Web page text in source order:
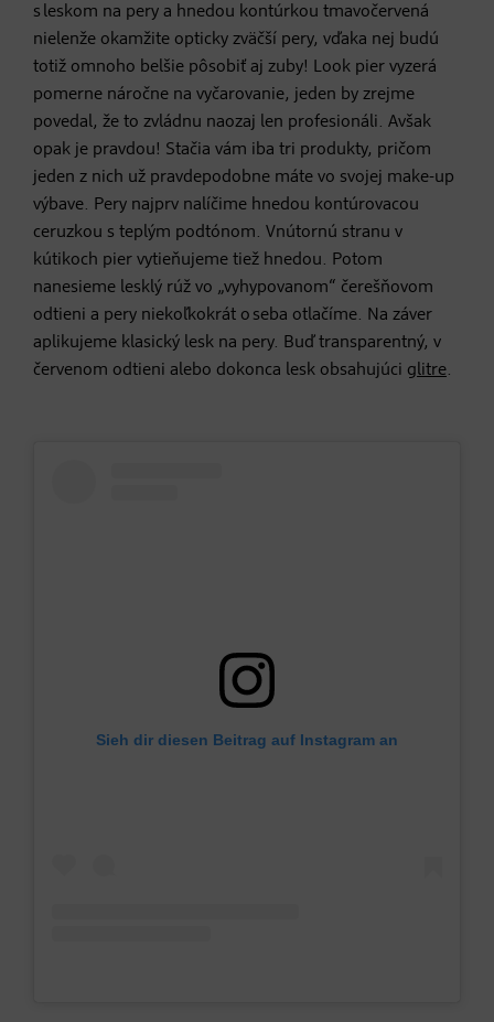
s leskom na pery a hnedou kontúrkou tmavočervená
nielenže okamžite opticky zväčší pery, vďaka nej budú
totiž omnoho belšie pôsobiť aj zuby! Look pier vyzerá
pomerne náročne na vyčarovanie, jeden by zrejme
povedal, že to zvládnu naozaj len profesionáli. Avšak
opak je pravdou! Stačia vám iba tri produkty, pričom
jeden z nich už pravdepodobne máte vo svojej make-up
výbave. Pery najprv nalíčime hnedou kontúrovacou
ceruzkou s teplým podtónom. Vnútornú stranu v
kútikoch pier vytieňujeme tiež hnedou. Potom
nanesieme lesklý rúž vo „vyhypovanom“ čerešňovom
odtieni a pery niekoľkokrát o seba otlačíme. Na záver
aplikujeme klasický lesk na pery. Buď transparentný, v
červenom odtieni alebo dokonca lesk obsahujúci glitre.
Sieh dir diesen Beitrag auf Instagram an